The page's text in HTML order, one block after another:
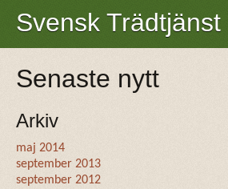
Svensk Trädtjänst
Senaste nytt
Arkiv
maj 2014
september 2013
september 2012